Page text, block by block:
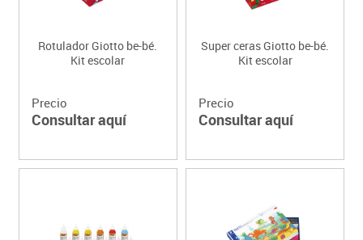
Rotulador Giotto be-bé.
Kit escolar
Precio
Consultar aquí
Super ceras Giotto be-bé.
Kit escolar
Precio
Consultar aquí